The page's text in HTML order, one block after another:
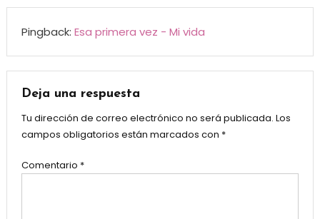
Pingback: Esa primera vez - Mi vida
Deja una respuesta
Tu dirección de correo electrónico no será publicada. Los
campos obligatorios están marcados con *
Comentario *